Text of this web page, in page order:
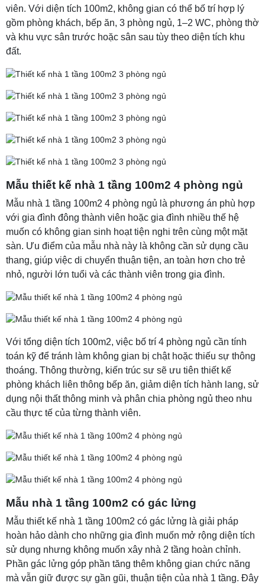
viên. Với diện tích 100m2, không gian có thể bố trí hợp lý
gồm phòng khách, bếp ăn, 3 phòng ngủ, 1–2 WC, phòng thờ
và khu vực sân trước hoặc sân sau tùy theo diện tích khu
đất.
Mẫu thiết kế nhà 1 tầng 100m2 4 phòng ngủ
Mẫu nhà 1 tầng 100m2 4 phòng ngủ là phương án phù hợp
với gia đình đông thành viên hoặc gia đình nhiều thế hệ
muốn có không gian sinh hoạt tiện nghi trên cùng một mặt
sàn. Ưu điểm của mẫu nhà này là không cần sử dụng cầu
thang, giúp việc di chuyển thuận tiện, an toàn hơn cho trẻ
nhỏ, người lớn tuổi và các thành viên trong gia đình.
Với tổng diện tích 100m2, việc bố trí 4 phòng ngủ cần tính
toán kỹ để tránh làm không gian bị chật hoặc thiếu sự thông
thoáng. Thông thường, kiến trúc sư sẽ ưu tiên thiết kế
phòng khách liên thông bếp ăn, giảm diện tích hành lang, sử
dụng nội thất thông minh và phân chia phòng ngủ theo nhu
cầu thực tế của từng thành viên.
Mẫu nhà 1 tầng 100m2 có gác lửng
Mẫu thiết kế nhà 1 tầng 100m2 có gác lửng là giải pháp
hoàn hảo dành cho những gia đình muốn mở rộng diện tích
sử dụng nhưng không muốn xây nhà 2 tầng hoàn chỉnh.
Phần gác lửng góp phần tăng thêm không gian chức năng
mà vẫn giữ được sự gần gũi, thuận tiện của nhà 1 tầng. Đây